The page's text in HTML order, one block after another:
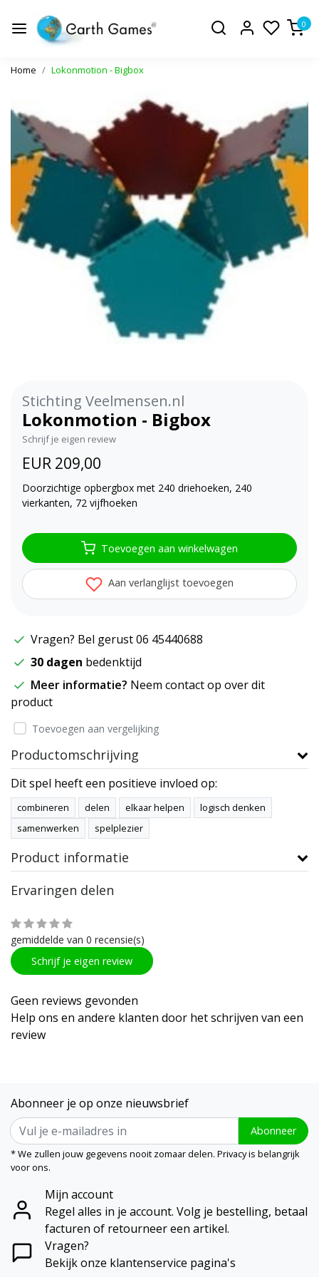
0
Home Lokonmotion - Bigbox
Stichting Veelmensen.nl
Lokonmotion - Bigbox
Schrijf je eigen review
EUR 209,00
Doorzichtige opbergbox met 240 driehoeken, 240
vierkanten, 72 vijfhoeken
Toevoegen aan winkelwagen
Aan verlanglijst toevoegen
Vragen? Bel gerust 06 45440688
30 dagen bedenktijd
Meer informatie? Neem contact op over dit
product
Toevoegen aan vergelijking
Productomschrijving
Dit spel heeft een positieve invloed op:
combineren delen elkaar helpen
logisch denken
samenwerken
spelplezier
Product informatie
Ervaringen delen
gemiddelde van 0 recensie(s)
Schrijf je eigen review
Geen reviews gevonden
Help ons en andere klanten door het schrijven van een
review
Abonneer je op onze nieuwsbrief
Abonneer
* We zullen jouw gegevens nooit zomaar delen. Privacy is belangrijk
voor ons.
Mijn account
Regel alles in je account. Volg je bestelling, betaal
facturen of retourneer een artikel.
Vragen?
Bekijk onze klantenservice pagina's